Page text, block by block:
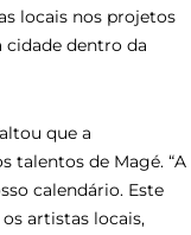
locais nos projetos
cidade dentro da
que a
talentos de Magé. “A
calendário. Este
artistas locais,